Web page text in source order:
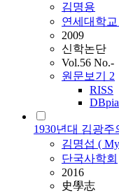
김명용
연세대학
2009
신학논단
Vol.56 No.-
원문보기 2
RISS
DBpia
1930년대 김광
김명섭 (
단국사학회
2016
史學志